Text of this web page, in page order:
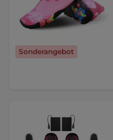
Sonderangebot